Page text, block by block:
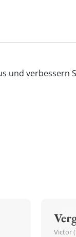
und verbessern
Victor